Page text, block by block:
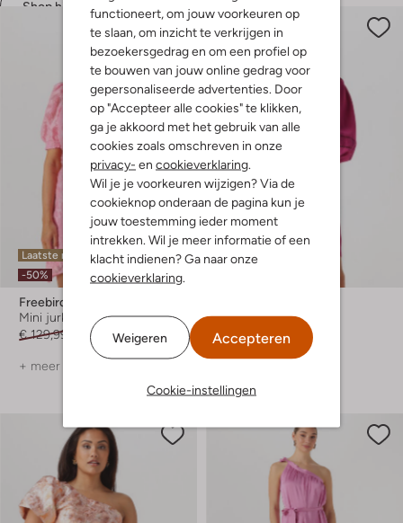
functioneert, om jouw voorkeuren op
te slaan, om inzicht te verkrijgen in
bezoekersgedrag en om een profiel op
te bouwen van jouw online gedrag voor
gepersonaliseerde advertenties. Door
op "Accepteer alle cookies" te klikken,
ga je akkoord met het gebruik van alle
cookies zoals omschreven in onze
privacy- en cookieverklaring.
Wil je je voorkeuren wijzigen? Via de
cookieknop onderaan de pagina kun je
jouw toestemming ieder moment
intrekken. Wil je meer informatie of een
klacht indienen? Ga naar onze
cookieverklaring.
Weigeren Accepteren
Cookie-instellingen
Shop hier
Laatste maten
-50%
Freebird
Mini jurk
€ 129,99
€ 64,99
+ meer kleuren
Laatste items
Mini jurk
€ 129,99 € 64,99